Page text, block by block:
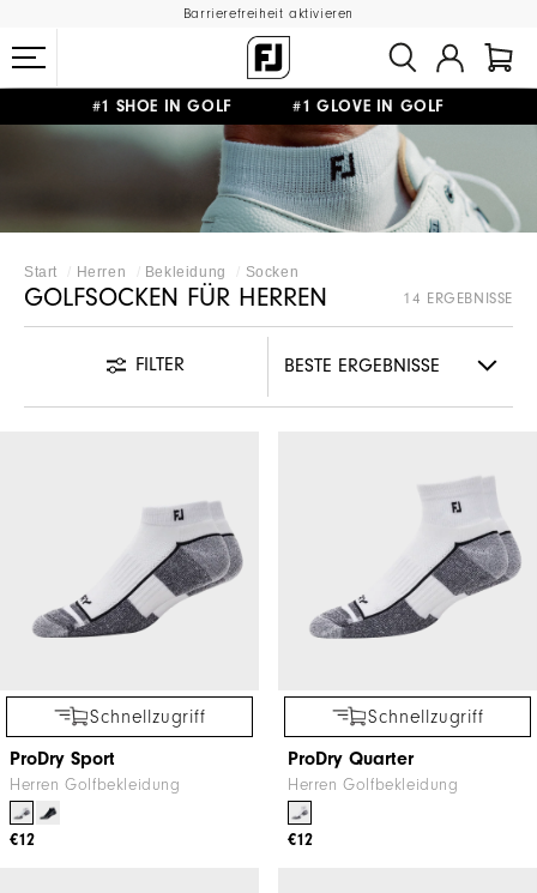
Barrierefreiheit aktivieren
#1 SHOE IN GOLF #1 GLOVE IN GOLF
GRATIS LIEFERUNGAB 99€&GRATIS RÜCKSENDUNG
Start Herren Bekleidung Socken
GOLFSOCKEN FÜR HERREN 14 ERGEBNISSE
FILTER
Schnellzugriff
ProDry Sport
Herren Golfbekleidung
€12
Schnellzugriff
ProDry Quarter
Herren Golfbekleidung
€12